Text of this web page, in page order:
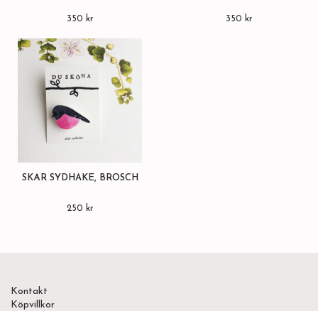
350 kr 350 kr
SKÄR SYDHAKE, BROSCH
250 kr
Kontakt
Köpvillkor